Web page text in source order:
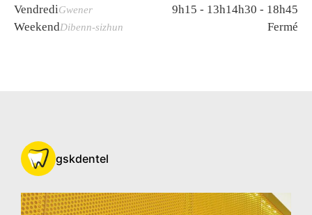
VendrediGwener 9h15 - 13h14h30 - 18h45
WeekendDibenn-sizhun Fermé
gskdentel